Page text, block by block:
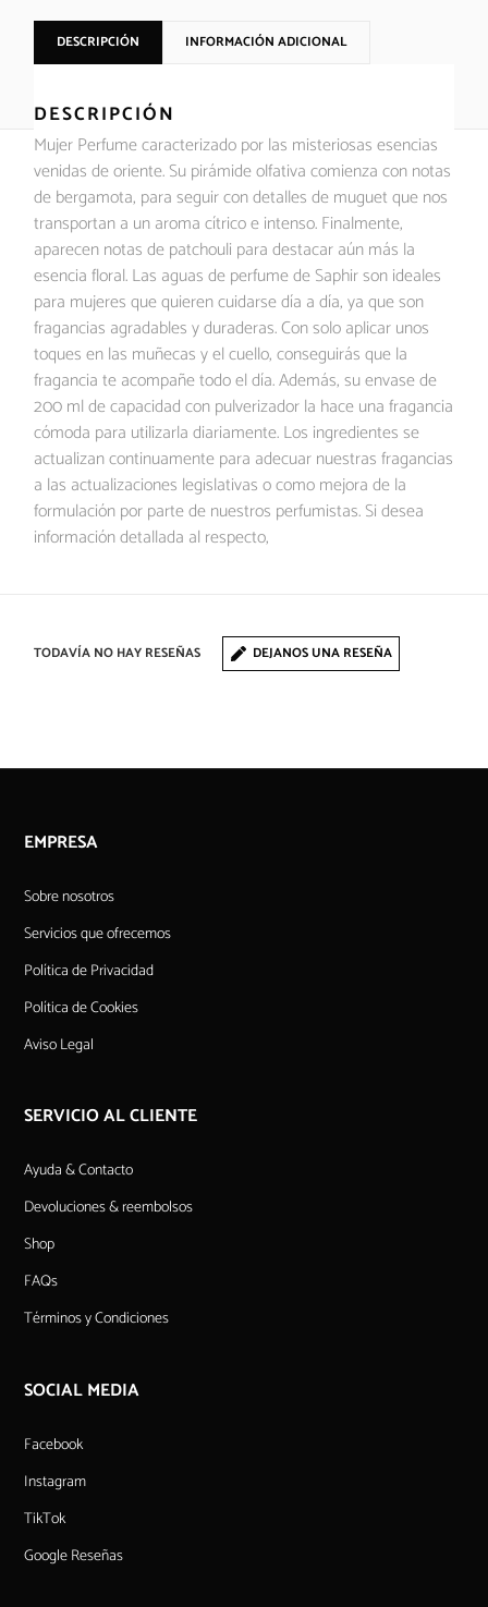
DESCRIPCIÓN INFORMACIÓN ADICIONAL
DESCRIPCIÓN
Mujer Perfume caracterizado por las misteriosas esencias
venidas de oriente. Su pirámide olfativa comienza con notas
de bergamota, para seguir con detalles de muguet que nos
transportan a un aroma cítrico e intenso. Finalmente,
aparecen notas de patchouli para destacar aún más la
esencia floral. Las aguas de perfume de Saphir son ideales
para mujeres que quieren cuidarse día a día, ya que son
fragancias agradables y duraderas. Con solo aplicar unos
toques en las muñecas y el cuello, conseguirás que la
fragancia te acompañe todo el día. Además, su envase de
200 ml de capacidad con pulverizador la hace una fragancia
cómoda para utilizarla diariamente. Los ingredientes se
actualizan continuamente para adecuar nuestras fragancias
a las actualizaciones legislativas o como mejora de la
formulación por parte de nuestros perfumistas. Si desea
información detallada al respecto,
TODAVÍA NO HAY RESEÑAS DEJANOS UNA RESEÑA
EMPRESA
Sobre nosotros
Servicios que ofrecemos
Política de Privacidad
Política de Cookies
Aviso Legal
SERVICIO AL CLIENTE
Ayuda & Contacto
Devoluciones & reembolsos
Shop
FAQs
Términos y Condiciones
SOCIAL MEDIA
Facebook
Instagram
TikTok
Google Reseñas